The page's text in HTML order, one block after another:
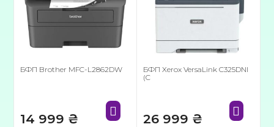
БФП Brother MFC-L2862DW
14 999 ₴
БФП Xerox VersaLink C325DNI
(C
26 999 ₴